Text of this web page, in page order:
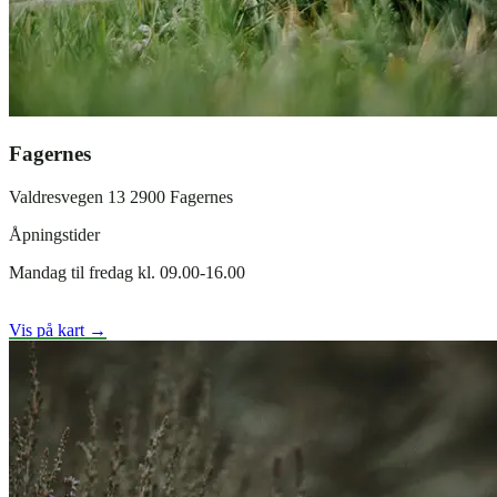
Fagernes
Valdresvegen 13 2900 Fagernes
Åpningstider
Mandag til fredag kl. 09.00-16.00
Vis på kart →